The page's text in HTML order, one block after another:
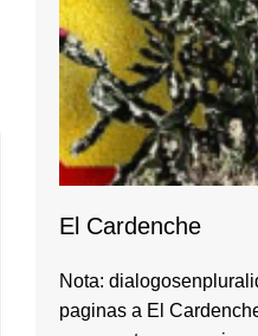
El Cardenche
Nota:
paginas a El